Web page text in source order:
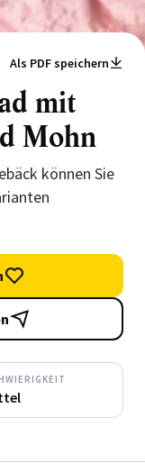
Als PDF speichern
mit
Mohn
können Sie